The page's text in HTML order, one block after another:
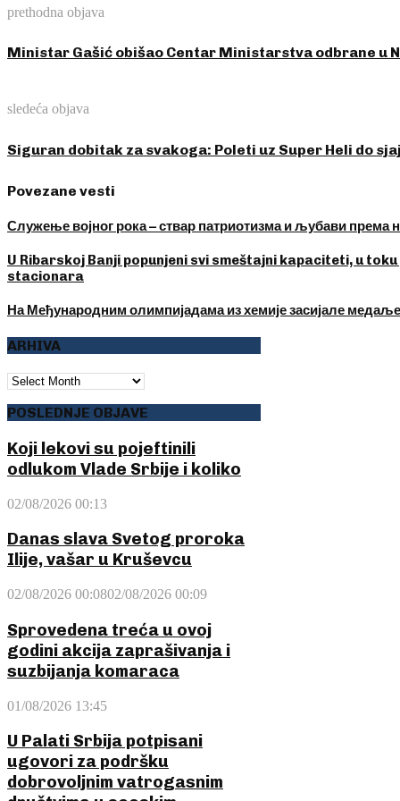
prethodna objava
Ministar Gašić obišao Centar Ministarstva odbrane u
sledeća objava
Siguran dobitak za svakoga: Poleti uz Super Heli do
Povezane vesti
Служење војног рока – ствар патриотизма и љубави
U Ribarskoj Banji popunjeni svi smeštajni kapaciteti, u
stacionara
На Међународним олимпијадама из хемије засијале
ARHIVA
ARHIVA
POSLEDNJE OBJAVE
Koji lekovi su pojeftinili
odlukom Vlade Srbije i koliko
02/08/2026 00:13
Danas slava Svetog proroka
Ilije, vašar u Kruševcu
02/08/2026 00:0802/08/2026 00:09
Sprovedena treća u ovoj
godini akcija zaprašivanja i
suzbijanja komaraca
01/08/2026 13:45
U Palati Srbija potpisani
ugovori za podršku
dobrovoljnim vatrogasnim